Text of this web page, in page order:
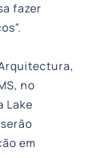
fazer
no
Lake
em